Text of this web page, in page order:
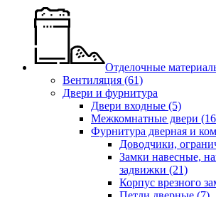
Отделочные
Вентиляция (61)
Двери и фурнитура
Двери входные (5)
Межкомнатные двери
Фурнитура дверная и
Доводчики,
Замки навесные,
задвижки (21)
Корпус врезного